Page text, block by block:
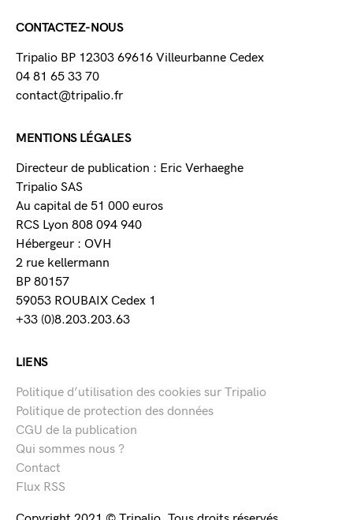
CONTACTEZ-NOUS
Tripalio BP 12303 69616 Villeurbanne Cedex
04 81 65 33 70
contact@tripalio.fr
MENTIONS LÉGALES
Directeur de publication : Eric Verhaeghe
Tripalio SAS
Au capital de 51 000 euros
RCS Lyon 808 094 940
Hébergeur : OVH
2 rue kellermann
BP 80157
59053 ROUBAIX Cedex 1
+33 (0)8.203.203.63
LIENS
Politique d’utilisation des cookies sur Tripalio
Politique de protection des données
CGU de la publication
Qui sommes nous ?
Contact
Flux RSS